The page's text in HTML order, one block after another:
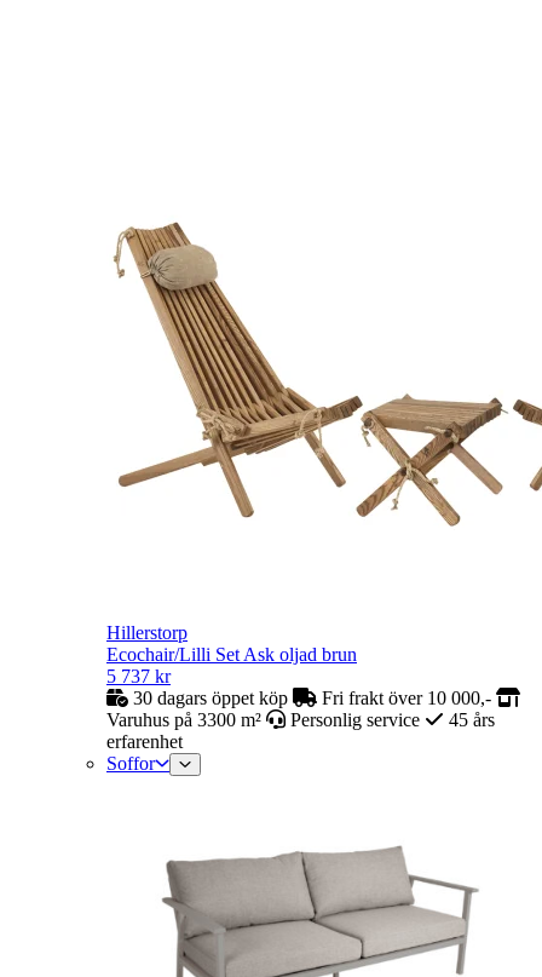
Hillerstorp
Ecochair/Lilli Set Ask oljad brun
5 737 kr
30 dagars öppet köp
Fri frakt över 10 000,-
Varuhus på 3300 m²
Personlig service
45 års
erfarenhet
Soffor